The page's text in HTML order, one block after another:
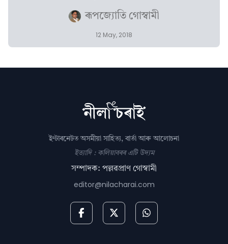
ৰূপজ্যোতি গোস্বামী
12 May, 2018
ইণ্টাৰনেটত অসমীয়া সাহিত্য, বাৰ্তা আৰু আলোচনা
ইত্যাদি : কলিয়াবৰৰ এটি উদ্যম
সম্পাদক: পল্লৱপ্ৰাণ গোস্বামী
editor@nilacharai.com